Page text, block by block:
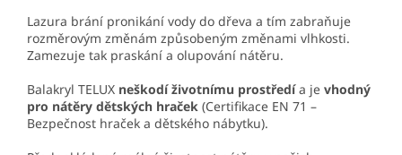
Lazura brání pronikání vody do dřeva a tím zabraňuje
rozměrovým změnám způsobeným změnami vlhkosti.
Zamezuje tak praskání a olupování nátěru.
Balakryl TELUX neškodí životnímu prostředía je vhodný
pro nátěry dětských hraček (Certifikace EN 71 –
Bezpečnost hraček a dětského nábytku).